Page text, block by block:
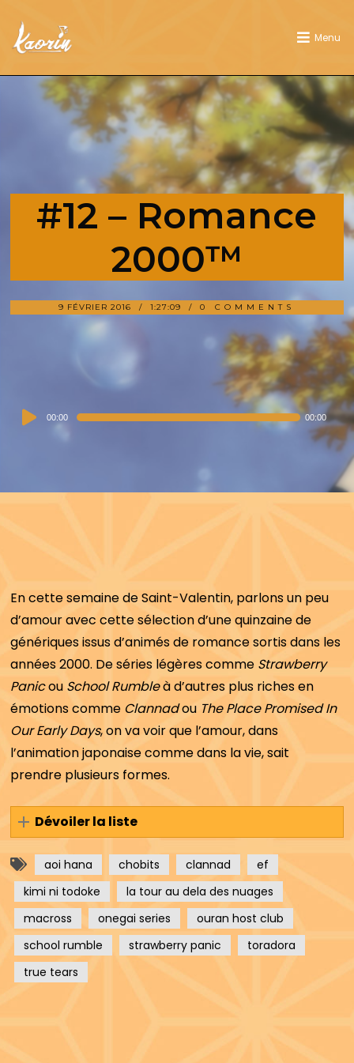
Menu
#12 – Romance
2000™
9 FÉVRIER 2016 1:27:09 0 COMMENTS
Audio
00:00 00:00
En cette semaine de Saint-Valentin, parlons un peu
d’amour avec cette sélection d’une quinzaine de
génériques issus d’animés de romance sortis dans les
années 2000. De séries légères comme Strawberry
Panicou School Rumbleà d’autres plus riches en
émotions comme Clannadou The Place Promised In
Our Early Days, on va voir que l’amour, dans
l’animation japonaise comme dans la vie, sait
prendre plusieurs formes.
Dévoiler la liste
aoi hana chobits clannad
ef
kimi ni todoke
la tour au dela des nuages
macross
onegai series
ouran host club
school rumble
strawberry panic
toradora
true tears